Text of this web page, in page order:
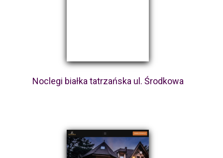
Noclegi białka tatrzańska ul. Środkowa